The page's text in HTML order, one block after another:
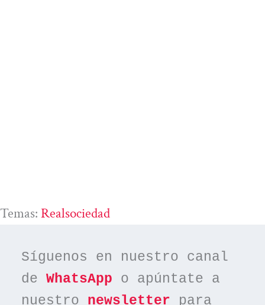
Temas: Realsociedad
Síguenos en nuestro canal
de WhatsApp o apúntate a
nuestro newsletter para